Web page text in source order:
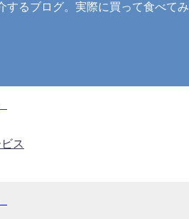
するブログ。実際に買って食べてみ
ス